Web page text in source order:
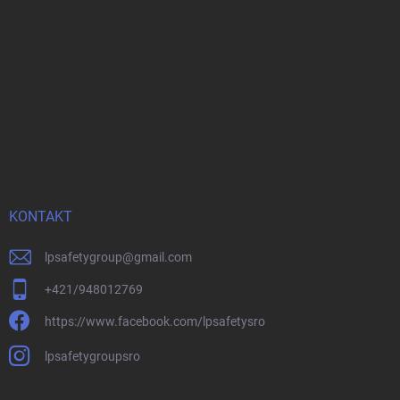
KONTAKT
lpsafetygroup@gmail.com
+421/948012769
https://www.facebook.com/lpsafetysro
lpsafetygroupsro